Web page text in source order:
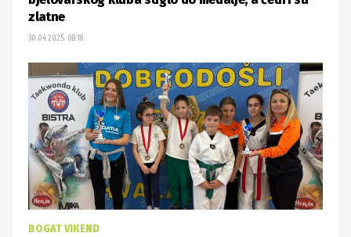
zlatne
30.04.2025. 08:18
BOGAT VIKEND